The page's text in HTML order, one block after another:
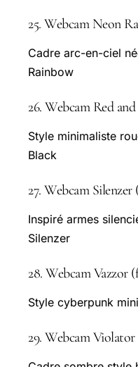
25. Webcam Neon
Cadre arc-en-ciel
Rainbow
26. Webcam Red
Style minimaliste
Black
27. Webcam
Inspiré armes
Silenzer
28. Webcam Vazzor
Style cyberpunk
29. Webcam